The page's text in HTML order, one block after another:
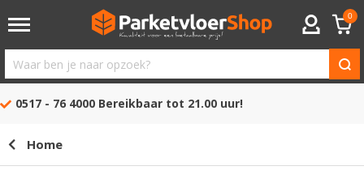
ACCOUNT
0
Waar
ben
opzoek?
0517 - 76 4000 Bereikbaar tot 21.00 uur!
Home